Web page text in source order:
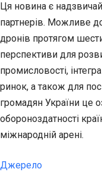
Ця новина є
партнерів. Можливе
дронів протягом
перспективи для
промисловості,
ринок, а також для
громадян України це
обороноздатності
міжнародній арені.
Джерело